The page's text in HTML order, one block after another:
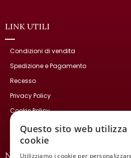
LINK UTILI
Condizioni di vendita
Spedizione e Pagamento
Recesso
Privacy Policy
Cookie Policy
Contatti
NEWSLETTER
Questo sito web utilizza
cookie
Utilizziamo i cookie per